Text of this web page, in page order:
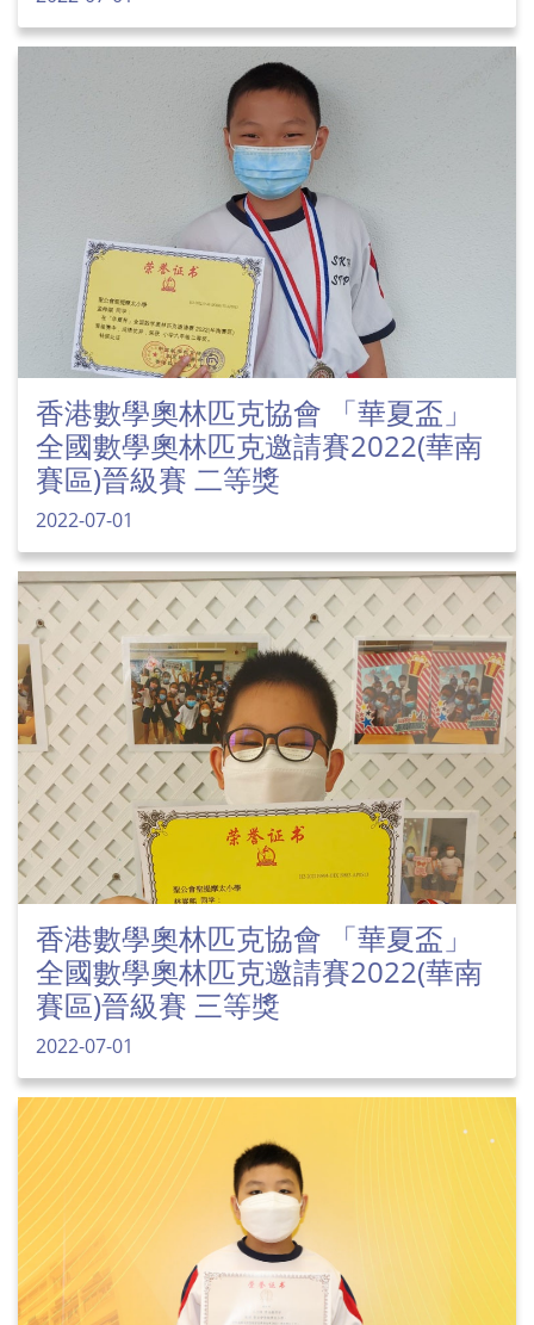
香港數學奧林匹克協會 「華夏盃」
全國數學奧林匹克邀請賽2022(華南
賽區)晉級賽 二等獎
2022-07-01
香港數學奧林匹克協會 「華夏盃」
全國數學奧林匹克邀請賽2022(華南
賽區)晉級賽 三等獎
2022-07-01